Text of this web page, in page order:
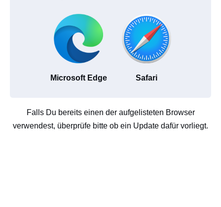
Microsoft Edge Safari
Falls Du bereits einen der aufgelisteten Browser
verwendest, überprüfe bitte ob ein Update dafür vorliegt.